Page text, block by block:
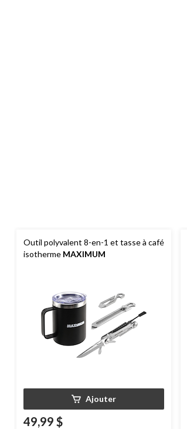
Outil polyvalent 8-en-1 et tasse à café
isotherme MAXIMUM
Ajouter
49,99 $